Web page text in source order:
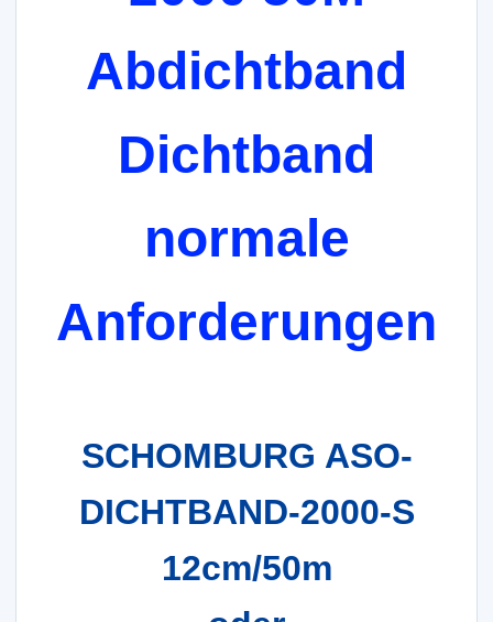
Abdichtband
Dichtband
normale
Anforderungen
SCHOMBURG ASO-
DICHTBAND-2000-S
12cm/50m